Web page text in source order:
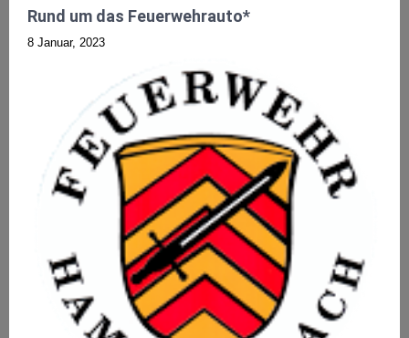
Rund um das Feuerwehrauto*
8 Januar, 2023